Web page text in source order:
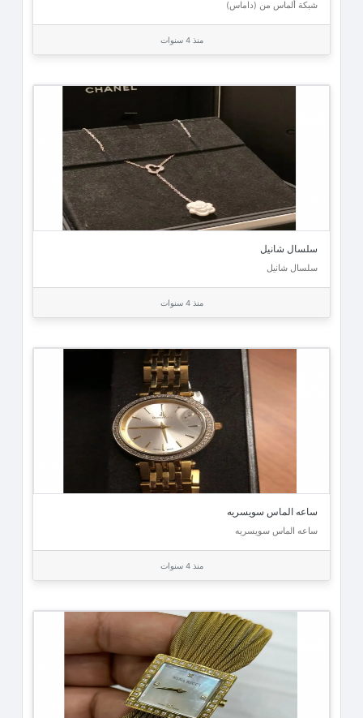
شبكة ألماس من (داماس)
منذ 4 سنوات
سلسال شانيل
سلسال شانيل
منذ 4 سنوات
ساعه الماس سويسريه
ساعه الماس سويسريه
منذ 4 سنوات